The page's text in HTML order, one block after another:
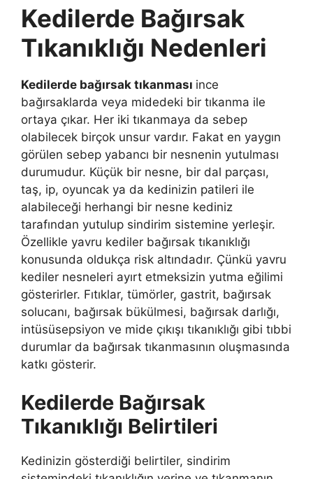
Kedilerde Bağırsak
Tıkanıklığı Nedenleri
Kedilerde bağırsak tıkanması ince
bağırsaklarda veya midedeki bir tıkanma ile
ortaya çıkar. Her iki tıkanmaya da sebep
olabilecek birçok unsur vardır. Fakat en yaygın
görülen sebep yabancı bir nesnenin yutulması
durumudur. Küçük bir nesne, bir dal parçası,
taş, ip, oyuncak ya da kedinizin patileri ile
alabileceği herhangi bir nesne kediniz
tarafından yutulup sindirim sistemine yerleşir.
Özellikle yavru kediler bağırsak tıkanıklığı
konusunda oldukça risk altındadır. Çünkü yavru
kediler nesneleri ayırt etmeksizin yutma eğilimi
gösterirler. Fıtıklar, tümörler, gastrit, bağırsak
solucanı, bağırsak bükülmesi, bağırsak darlığı,
intüsüsepsiyon ve mide çıkışı tıkanıklığı gibi tıbbi
durumlar da bağırsak tıkanmasının oluşmasında
katkı gösterir.
Kedilerde Bağırsak
Tıkanıklığı Belirtileri
Kedinizin gösterdiği belirtiler, sindirim